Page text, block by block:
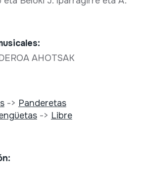
AHOTSAK
-> Panderetas
-> Libre